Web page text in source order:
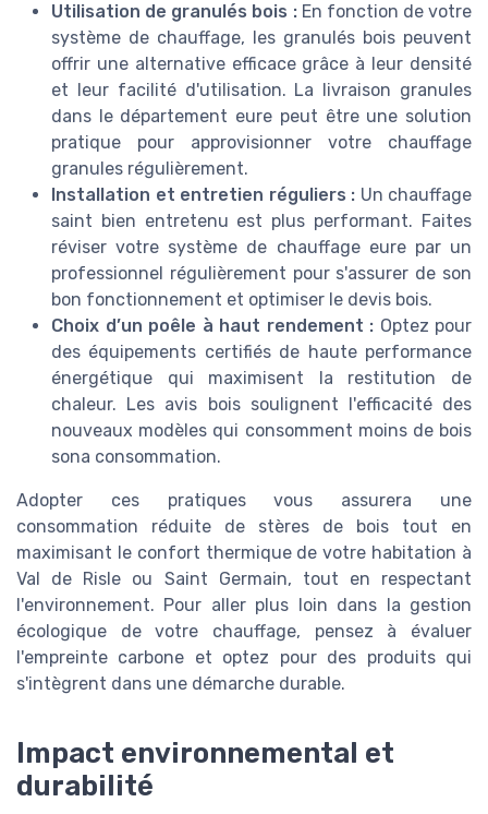
Utilisation de granulés bois :En fonction de votre
système de chauffage, les granulés bois peuvent
offrir une alternative efficace grâce à leur densité
et leur facilité d'utilisation. La livraison granules
dans le département eure peut être une solution
pratique pour approvisionner votre chauffage
granules régulièrement.
Installation et entretien réguliers : Un chauffage
saint bien entretenu est plus performant. Faites
réviser votre système de chauffage eure par un
professionnel régulièrement pour s'assurer de son
bon fonctionnement et optimiser le devis bois.
Choix d’un poêle à haut rendement : Optez pour
des équipements certifiés de haute performance
énergétique qui maximisent la restitution de
chaleur. Les avis bois soulignent l'efficacité des
nouveaux modèles qui consomment moins de bois
sona consommation.
Adopter ces pratiques vous assurera une
consommation réduite de stères de bois tout en
maximisant le confort thermique de votre habitation à
Val de Risle ou Saint Germain, tout en respectant
l'environnement. Pour aller plus loin dans la gestion
écologique de votre chauffage, pensez à évaluer
l'empreinte carbone et optez pour des produits qui
s'intègrent dans une démarche durable.
Impact environnemental et
durabilité